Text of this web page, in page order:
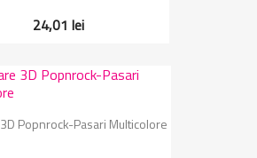
24,01 lei
Popnrock-Pasari Multicolore